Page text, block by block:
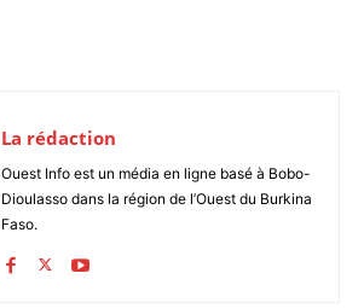
La rédaction
Ouest Info est un média en ligne basé à Bobo-
Dioulasso dans la région de l’Ouest du Burkina
Faso.